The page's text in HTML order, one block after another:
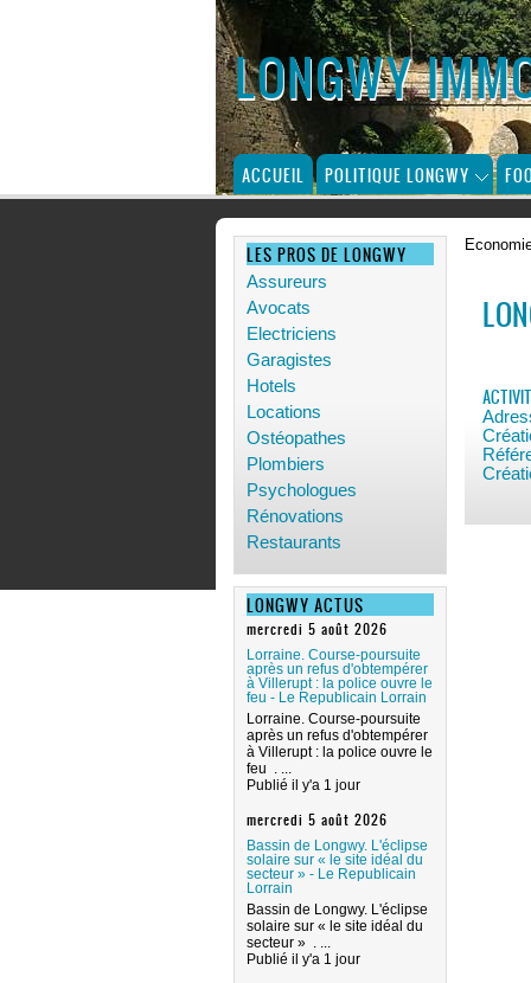
LONGWY
ACCUEIL POLITIQUE LONGWY
LES PROS DE LONGWY
Assureurs
Avocats
Electriciens
Garagistes
Hotels
Locations
Ostéopathes
Plombiers
Psychologues
Rénovations
Restaurants
LONGWY ACTUS
mercredi 5 août 2026
Lorraine. Course-poursuite
après un refus d'obtempérer
à Villerupt : la police ouvre le
feu - Le Republicain Lorrain
Lorraine. Course-poursuite
après un refus d'obtempérer
à Villerupt : la police ouvre le
feu . ...
Publié il y'a 1 jour
mercredi 5 août 2026
Bassin de Longwy. L'éclipse
solaire sur « le site idéal du
secteur » - Le Republicain
Lorrain
Bassin de Longwy. L'éclipse
solaire sur « le site idéal du
secteur » . ...
Publié il y'a 1 jour